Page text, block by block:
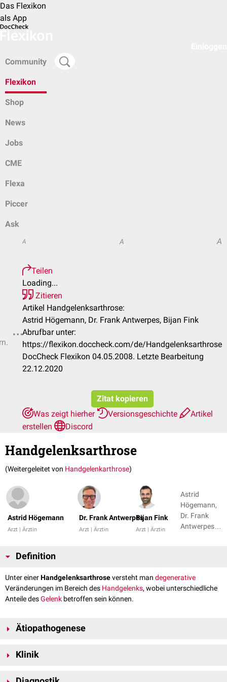
Das Flexikon
als App
Community
Flexikon
Shop
News
Jobs
CME
Flexa
Piccer
Ask
A A A
Teilen
Loading...
Zitieren
Artikel Handgelenksarthrose:
Astrid Högemann, Dr. Frank Antwerpes, Bijan Fink
Abrufbar unter:
https://flexikon.doccheck.com/de/Handgelenksarthrose
DocCheck Flexikon 04.05.2008. Letzte Bearbeitung
22.12.2020
Zitat kopieren
Was zeigt hierher
Versionsgeschichte
Artikel
erstellen
Discord
Handgelenksarthrose
(Weitergeleitet von Handgelenkarthrose)
Astrid Högemann
Arzt | Ärztin
Dr. Frank Antwerpes
Arzt | Ärztin
Bijan Fink
Arzt | Ärztin
Astrid
Högemann,
Dr. Frank
Antwerpes +
Definition
Unter einerHandgelenksarthroseversteht man degenerative
Veränderungen im Bereich des Handgelenks, wobei unterschiedliche
Anteile desGelenk betroffen sein können.
Ätiopathogenese
Radiusfrakturen
Klinik